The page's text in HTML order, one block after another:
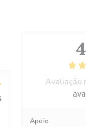
Avaliação
Apoio